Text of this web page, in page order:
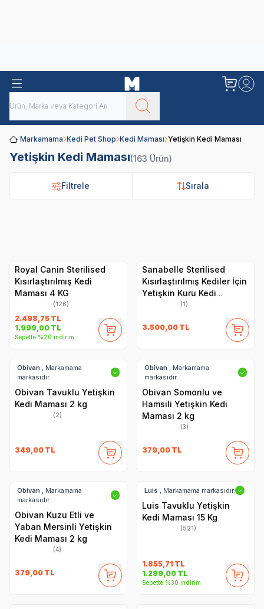
Markamama Kedi Pet Shop Kedi Maması Yetişkin Kedi Maması
Yetişkin Kedi Maması(163 Ürün)
Filtrele Sırala
Royal Canin Sterilised
Kısırlaştırılmış Kedi
Maması 4 KG
(126)
2.498,75 TL
1.999,00 TL
Sepette %20 indirim
Sanabelle Sterilised
Kısırlaştırılmış Kediler İçin
Yetişkin Kuru Kedi
Maması 8 Kg
(1)
3.500,00 TL
Obivan , Markamama
markasıdır.
✓
Obivan Tavuklu Yetişkin
Kedi Maması 2 kg
(2)
349,00 TL
Obivan , Markamama
markasıdır.
✓
Obivan Somonlu ve
Hamsili Yetişkin Kedi
Maması 2 kg
(3)
379,00 TL
Obivan , Markamama
markasıdır.
✓
Obivan Kuzu Etli ve
Yaban Mersinli Yetişkin
Kedi Maması 2 kg
(4)
379,00 TL
Luis , Markamama markasıdır. ✓
Luis Tavuklu Yetişkin
Kedi Maması 15 Kg
(521)
1.855,71 TL
1.299,00 TL
Sepette %30 indirim